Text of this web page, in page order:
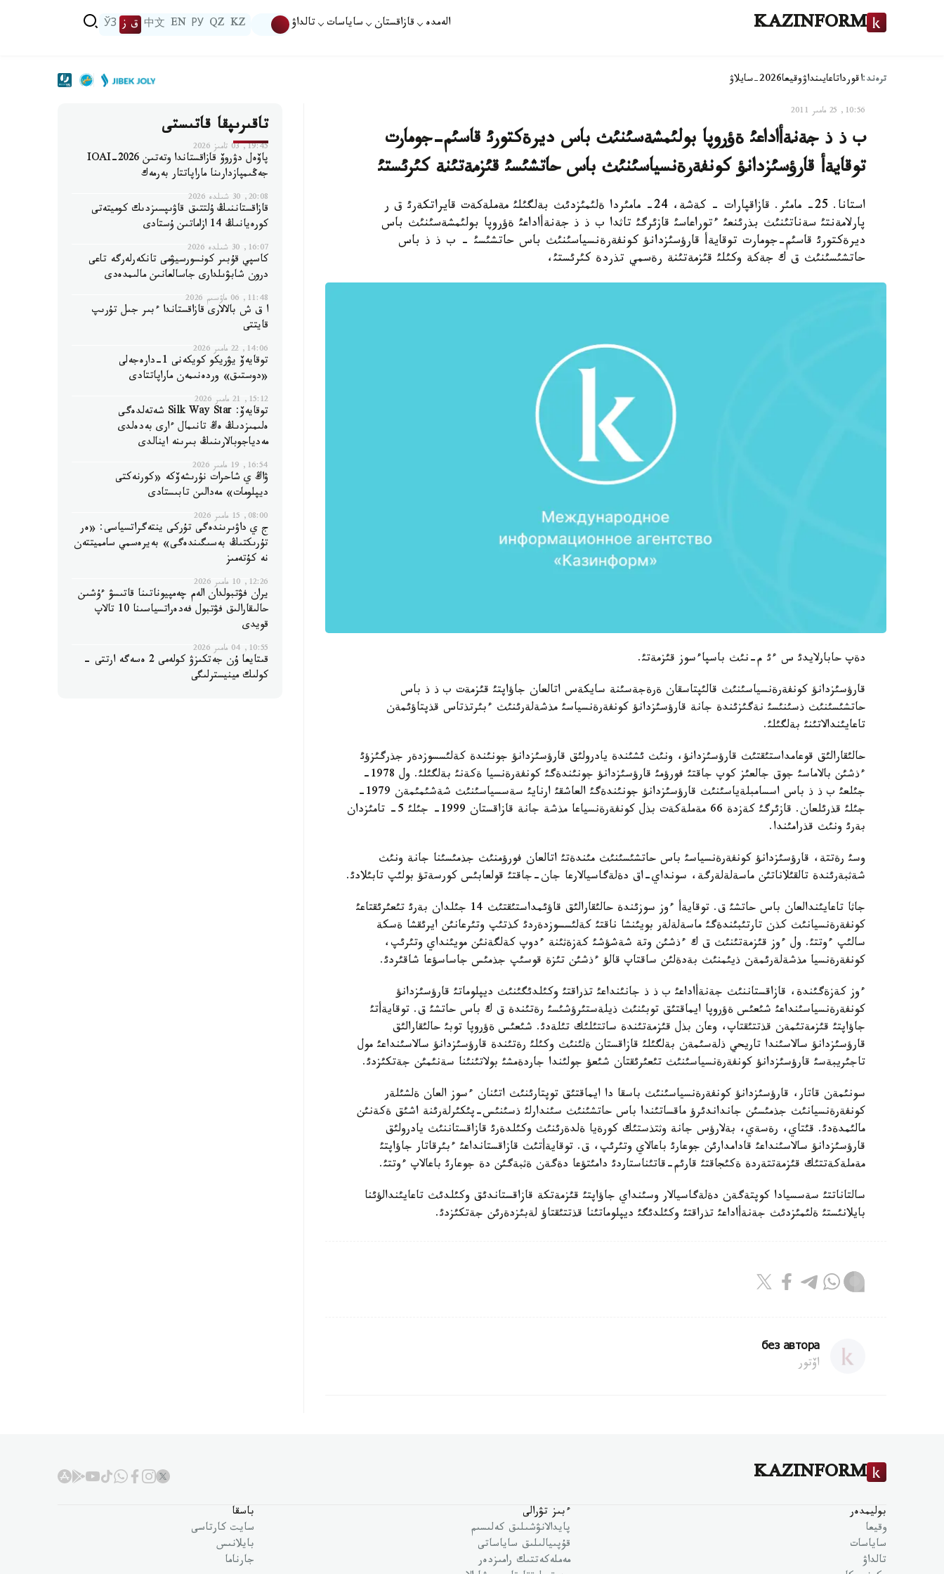
KAZINFORM الەمدە قازاقستان ساياسات تالداۋ KZ
QZ
РУ
EN
中文 ق ز ЎЗ
ترەند:اقورداتاعايىنداۋوقيعا2026-سايلاۋ
10:56, 25 مامىر 2011
ب ذ ذ جةنةأاداعئ ةؤروپا بولئمشةسئنئث باس ديرةكتورئ قاسئم-جومارت
توقايةأ قارؤسئزدانؤ كونفةرةنسياسئنئث باس حاتشئسئ قئزمةتئنة كئرئستئ
استانا. 25- مامئر. قازاقپارات - كةشة، 24- مامئردا ةلئمئزدئث بةلگئلئ مةملةكةت قايراتكةرئ ق ر
پارلامةنتئ سةناتئنئث بذرئنعئ ءتوراعاسئ قازئرگئ تاثدا ب ذ ذ جةنةأاداعئ ةؤروپا بولئمشةسئنئث باس
ديرةكتورئ قاسئم-جومارت توقايةأ قارؤسئزدانؤ كونفةرةنسياسئنئث باس حاتشئسئ - ب ذ ذ باس
حاتشئسئنئث ق ك جةكة وكئلئ قئزمةتئنة رةسمي تذردة كئرئستئ،
دةپ حابارلايدئ س ءئ م-نئث باسپاءسوز قئزمةتئ.
قارؤسئزدانؤ كونفةرةنسياسئنئث قالئپتاسقان ةرةجةسئنة سايكةس اتالعان جاؤاپتئ قئزمةت ب ذ ذ باس
حاتشئسئنئث ذسئنئسئ نةگئزئندة جانة قارؤسئزدانؤ كونفةرةنسياسئ مذشةلةرئنئث ءبئرتذتاس قذپتاؤئمةن
تاعايئندالاتئنئ بةلگئلئ.
حالئقارالئق قوعامداستئقتئث قارؤسئزدانؤ، ونئث ئشئندة يادرولئق قارؤسئزدانؤ جونئندة كةلئسسوزدةر جذرگئزؤئ
ءذشئن بالاماسئ جوق جالعئز كوپ جاقتئ فورؤمئ قارؤسئزدانؤ جونئندةگئ كونفةرةنسيا ةكةنئ بةلگئلئ. ول 1978-
جئلعئ ب ذ ذ باس اسسامبلةياسئنئث قارؤسئزدانؤ جونئندةگئ العاشقئ ارنايئ سةسسياسئنئث شةشئمئمةن 1979-
جئلئ قذرئلعان. قازئرگئ كةزدة 66 مةملةكةت بذل كونفةرةنسياعا مذشة جانة قازاقستان 1999- جئلئ 5- تامئزدان
بةرئ ونئث قذرامئندا.
وسئ رةتتة، قارؤسئزدانؤ كونفةرةنسياسئ باس حاتشئسئنئث مئندةتئ اتالعان فورؤمنئث جذمئسئنا جانة ونئث
شةثبةرئندة تالقئلاناتئن ماسةلةلةرگة، سونداي-اق دةلةگاسيالارعا جان-جاقتئ قولعابئس كورسةتؤ بولئپ تابئلادئ.
جاثا تاعايئندالعان باس حاتشئ ق. توقايةأ ءوز سوزئندة حالئقارالئق قاؤئمداستئقتئث 14 جئلدان بةرئ تئعئرئقتاعئ
كونفةرةنسيانئث كذن تارتئبئندةگئ ماسةلةلةر بويئنشا ناقتئ كةلئسسوزدةردئ كذتئپ وتئرعانئن ايرئقشا ةسكة
سالئپ ءوتتئ. ول ءوز قئزمةتئنئث ق ك ءذشئن وتة شةشؤشئ كةزةثئنة ءدوپ كةلگةنئن مويئنداي وتئرئپ،
كونفةرةنسيا مذشةلةرئمةن ذيئمنئث بةدةلئن ساقتاپ قالؤ ءذشئن تئزة قوسئپ جذمئس جاساسؤعا شاقئردئ.
ءوز كةزةگئندة، قازاقستاننئث جةنةأاداعئ ب ذ ذ جانئنداعئ تذراقتئ وكئلدئگئنئث ديپلوماتئ قارؤسئزدانؤ
كونفةرةنسياسئنداعئ شئعئس ةؤروپا ايماقتئق توبئنئث ذيلةستئرؤشئسئ رةتئندة ق ك باس حاتشئ ق. توقايةأتئ
جاؤاپتئ قئزمةتئمةن قذتتئقتاپ، وعان بذل قئزمةتئندة ساتتئلئك تئلةدئ. شئعئس ةؤروپا توبئ حالئقارالئق
قارؤسئزدانؤ سالاسئندا تاريحي ذلةسئمةن بةلگئلئ قازاقستان ةلئنئث وكئلئ رةتئندة قارؤسئزدانؤ سالاسئنداعئ مول
تاجئريبةسئ قارؤسئزدانؤ كونفةرةنسياسئنئث تئعئرئقتان شئعؤ جولئندا جاردةمشئ بولاتئنئنا سةنئمئن جةتكئزدئ.
سونئمةن قاتار، قارؤسئزدانؤ كونفةرةنسياسئنئث باسقا دا ايماقتئق توپتارئنئث اتئنان ءسوز العان ةلشئلةر
كونفةرةنسيانئث جذمئسئن جانداندئرؤ ماقساتئندا باس حاتشئنئث سئندارلئ ذسئنئس-پئكئرلةرئنة اشئق ةكةنئن
مالئمدةدئ. قئتاي، رةسةي، بةلارؤس جانة وثتذستئك كورةيا ةلدةرئنئث وكئلدةرئ قازاقستاننئث يادرولئق
قارؤسئزدانؤ سالاسئنداعئ قادامدارئن جوعارئ باعالاي وتئرئپ، ق. توقايةأتئث قازاقستانداعئ ءبئرقاتار جاؤاپتئ
مةملةكةتتئك قئزمةتتةردة ةكئجاقتئ قارئم-قاتئناستاردئ دامئتؤعا دةگةن ةثبةگئن دة جوعارئ باعالاپ ءوتتئ.
سالتاناتتئ سةسسيادا كوپتةگةن دةلةگاسيالار وسئنداي جاؤاپتئ قئزمةتكة قازاقستاندئق وكئلدئث تاعايئندالؤئنا
بايلانئستئ ةلئمئزدئث جةنةأاداعئ تذراقتئ وكئلدئگئ ديپلوماتئنا قذتتئقتاؤ لةبئزدةرئن جةتكئزدئ.
без автора
اۆتور
تاقىرىپقا قاتىستى
19:45, 03 تامىز 2026
پاۆەل دۋروۆ قازاقستاندا وتەتىن IOAI-2026
جەڭىمپازدارىنا ماراپاتتار بەرمەك
20:08, 30 شىلدە 2026
قازاقستاننىڭ ۇلتتىق قاۋىپسىزدىك كوميتەتى
كورەيانىڭ 14 ازاماتىن ۇستادى
16:07, 30 شىلدە 2026
كاسپي قۇبىر كونسورسيۋمى تانكەرلەرگە تاعى
درون شابۋىلدارى جاسالعانىن مالىمدەدى
11:48, 06 ماۋسىم 2026
ا ق ش بالالارى قازاقستاندا ءبىر جىل تۇرىپ
قايتتى
14:06, 22 مامىر 2026
توقايەۆ يۋريكو كويكەنى 1-دارەجەلى
«دوستىق» وردەنىمەن ماراپاتتادى
15:12, 21 مامىر 2026
توقايەۆ: Silk Way Star شەتەلدەگى
ەلىمىزدىڭ ەڭ تانىمال ءارى بەدەلدى
مەدياجوبالارىنىڭ بىرىنە اينالدى
16:54, 19 مامىر 2026
ۋاڭ ي شاحرات نۇرىشەۆكە «كورنەكتى
ديپلومات» مەدالىن تابىستادى
08:00, 15 مامىر 2026
ج ي داۋىرىندەگى تۇركى ينتەگراتسياسى: «ەر
تۇرىكتىڭ بەسىگىندەگى» بەيرەسمي سامميتتەن
نە كۇتەمىز
12:26, 10 مامىر 2026
يران فۋتبولدان الەم چەمپيوناتىنا قاتىسۋ ءۇشىن
حالىقارالىق فۋتبول فەدەراتسياسىنا 10 تالاپ
قويدى
10:55, 04 مامىر 2026
قىتايعا ۇن جەتكىزۋ كولەمى 2 ەسەگە ارتتى -
كولىك مينيسترلىگى
KAZINFORM
بوليمدەر
وقيعا
ساياسات
تالداۋ
ءبىز تۋرالى
پايدالانۋشىلىق كەلىسىم
قۇپىيالىلىق ساياساتى
مەملەكەتتىك رامىزدەر
باسقا
سايت كارتاسى
بايلانىس
جارناما